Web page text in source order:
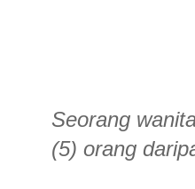
Seorang
(5) orang